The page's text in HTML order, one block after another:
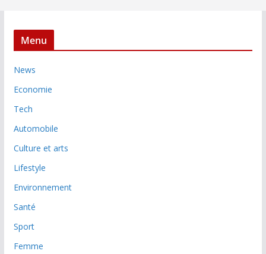
Menu
News
Economie
Tech
Automobile
Culture et arts
Lifestyle
Environnement
Santé
Sport
Femme